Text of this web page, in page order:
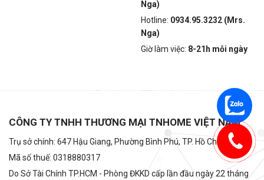
Nga)
Hotline: 0934.95.3232 (Mrs.
Nga)
Giờ làm việc: 8-21h mỗi ngày
CÔNG TY TNHH THƯƠNG MẠI TNHOME VIỆT NAM
Trụ sở chính: 647 Hậu Giang, Phường Bình Phú, TP. Hồ Chí Minh
Mã số thuế: 0318880317
Do Sở Tài Chính TP.HCM - Phòng ĐKKD cấp lần đầu ngày 22 tháng